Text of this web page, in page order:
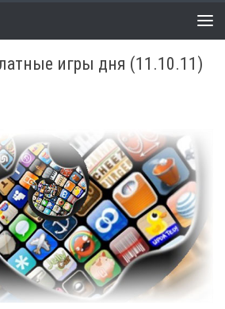
0 COMMENTS
игры дня (11.10.11)